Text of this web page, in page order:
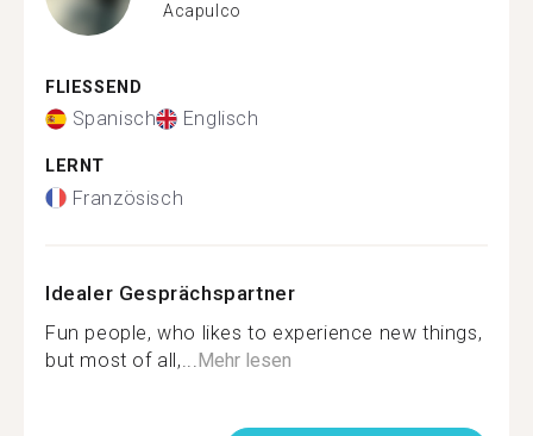
Acapulco
FLIESSEND
Spanisch Englisch
LERNT
Französisch
Idealer Gesprächspartner
Fun people, who likes to experience new things,
but most of all,... Mehr lesen